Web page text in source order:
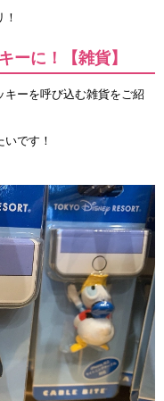
ーに！【雑貨】
ーを呼び込む雑貨をご紹
です！